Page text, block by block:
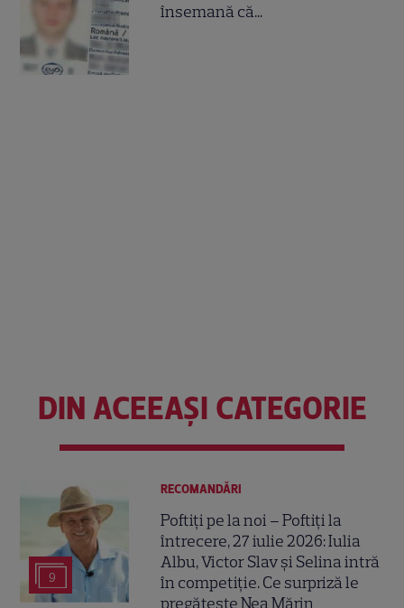
însemană că...
DIN ACEEAȘI CATEGORIE
9
RECOMANDĂRI
Poftiți pe la noi – Poftiți la
întrecere, 27 iulie 2026: Iulia
Albu, Victor Slav și Selina intră
în competiție. Ce surpriză le
pregătește Nea Mărin